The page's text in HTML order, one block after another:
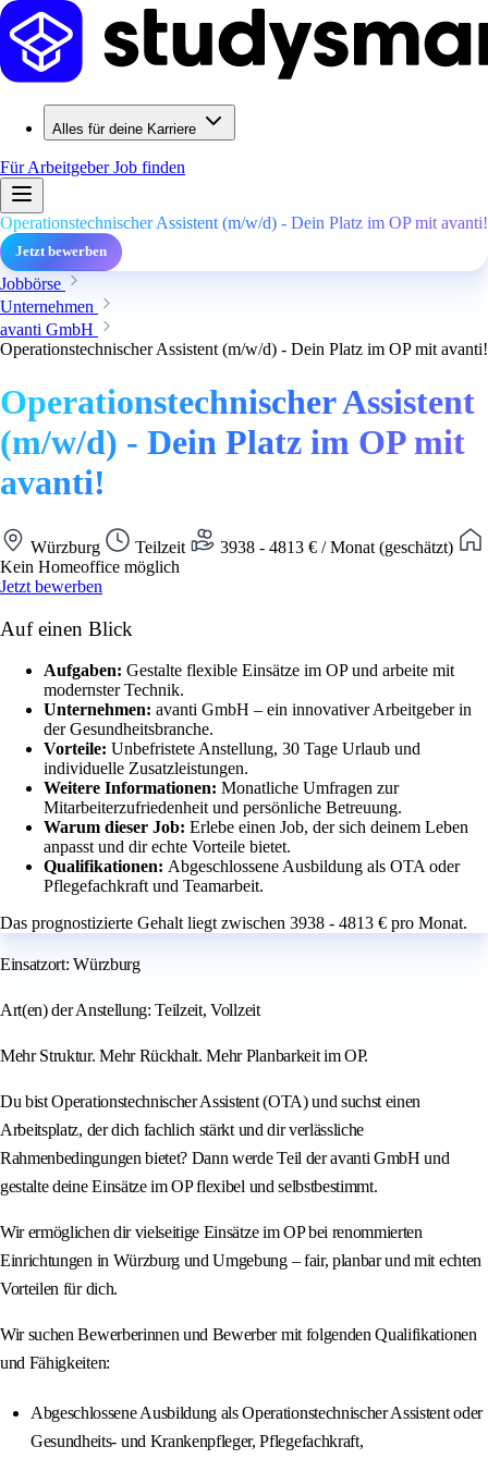
Alles für deine Karriere
Für ArbeitgeberJob finden
Operationstechnischer Assistent (m/w/d) - Dein Platz im OP mit avanti!
Jetzt bewerben
Jobbörse
Unternehmen
avanti GmbH
Operationstechnischer Assistent (m/w/d) - Dein Platz im OP mit avanti!
Operationstechnischer Assistent
(m/w/d) - Dein Platz im OP mit
avanti!
Würzburg Teilzeit
3938 - 4813 € / Monat (geschätzt)
Kein Homeoffice möglich
Jetzt bewerben
Auf einen Blick
Aufgaben: Gestalte flexible Einsätze im OP und arbeite mit
modernster Technik.
Unternehmen: avanti GmbH – ein innovativer Arbeitgeber in
der Gesundheitsbranche.
Vorteile: Unbefristete Anstellung, 30 Tage Urlaub und
individuelle Zusatzleistungen.
Weitere Informationen: Monatliche Umfragen zur
Mitarbeiterzufriedenheit und persönliche Betreuung.
Warum dieser Job: Erlebe einen Job, der sich deinem Leben
anpasst und dir echte Vorteile bietet.
Qualifikationen: Abgeschlossene Ausbildung als OTA oder
Pflegefachkraft und Teamarbeit.
Das prognostizierte Gehalt liegt zwischen 3938 - 4813 € pro Monat.
Einsatzort: Würzburg
Art(en) der Anstellung: Teilzeit, Vollzeit
Mehr Struktur. Mehr Rückhalt. Mehr Planbarkeit im OP.
Du bist Operationstechnischer Assistent (OTA) und suchst einen
Arbeitsplatz, der dich fachlich stärkt und dir verlässliche
Rahmenbedingungen bietet? Dann werde Teil der avanti GmbH und
gestalte deine Einsätze im OP flexibel und selbstbestimmt.
Wir ermöglichen dir vielseitige Einsätze im OP bei renommierten
Einrichtungen in Würzburg und Umgebung – fair, planbar und mit echten
Vorteilen für dich.
Wir suchen Bewerberinnen und Bewerber mit folgenden Qualifikationen
und Fähigkeiten:
Abgeschlossene Ausbildung als Operationstechnischer Assistent oder
Gesundheits- und Krankenpfleger, Pflegefachkraft,